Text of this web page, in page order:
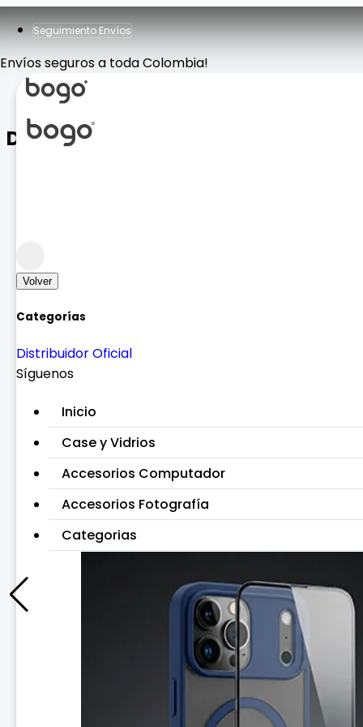
Seguimiento Envíos
Envíos seguros a toda Colombia!
Volver
Categorías
Distribuidor Oficial
Síguenos
Inicio
Case y Vidrios
Accesorios Computador
Accesorios Fotografía
Categorias
Diadema Max 9